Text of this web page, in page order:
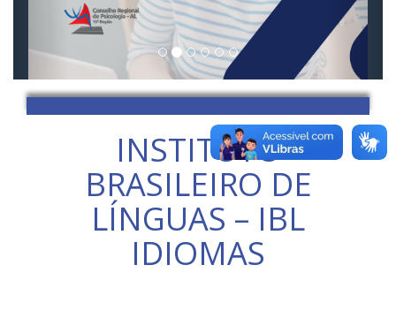
INSTITUTO
BRASILEIRO DE
LÍNGUAS – IBL
IDIOMAS